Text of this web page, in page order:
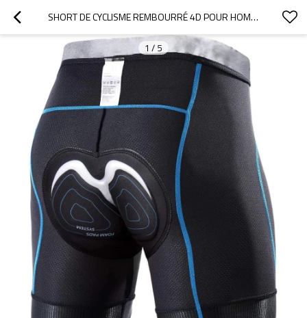
SHORT DE CYCLISME REMBOURRÉ 4D POUR HOMME | SOUS-VÊTEMENT DE CYCLISME ANTIDÉRAPANT | CULOTTE DE MOTO À LARGE CEINTURE
1 / 5